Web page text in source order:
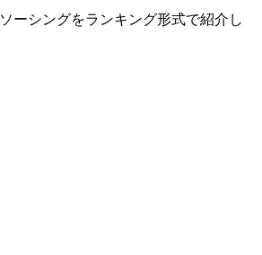
ーシングをランキング形式で紹介し